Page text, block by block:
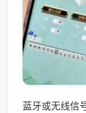
蓝牙或无线信